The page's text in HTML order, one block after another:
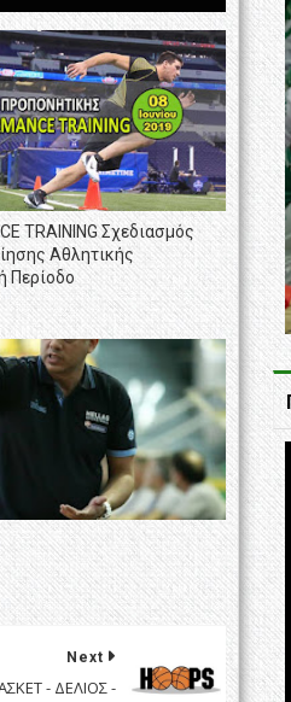
TRAINING Σχεδιασμός
Αθλητικής
Περίοδο
Next
- ΔΕΛΙΟΣ -